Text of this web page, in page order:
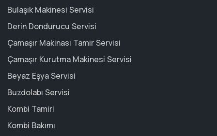
Bulaşık Makinesi Servisi
Derin Dondurucu Servisi
Çamaşır Makinası Tamir Servisi
Çamaşır Kurutma Makinesi Servisi
Beyaz Eşya Servisi
Buzdolabı Servisi
Kombi Tamiri
Kombi Bakımı